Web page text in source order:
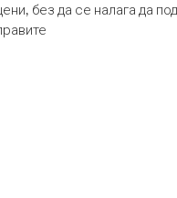
без да се налага да